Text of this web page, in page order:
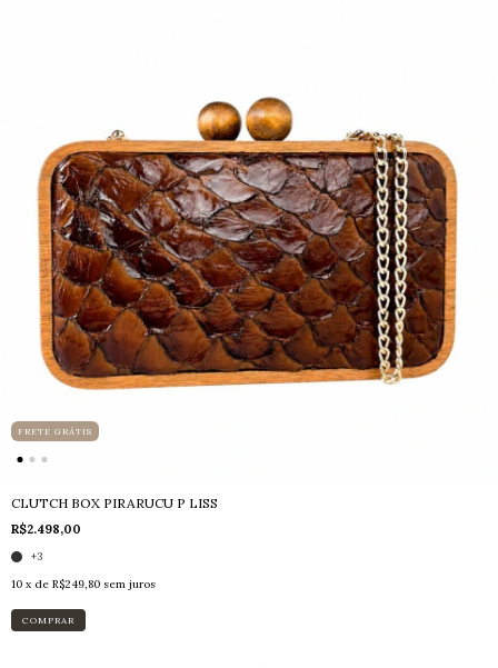
FRETE GRÁTIS
CLUTCH BOX PIRARUCU P LISS
R$2.498,00
+3
10 x de R$249,80 sem juros
COMPRAR